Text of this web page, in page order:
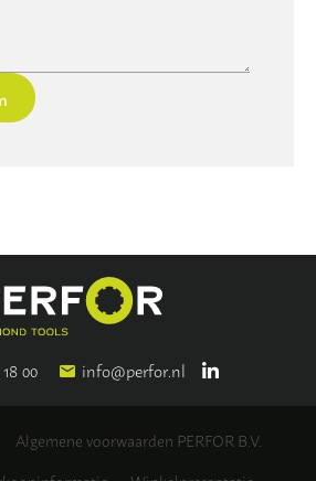
00 info@perfor.nl
Algemene voorwaarden PERFOR B.V.